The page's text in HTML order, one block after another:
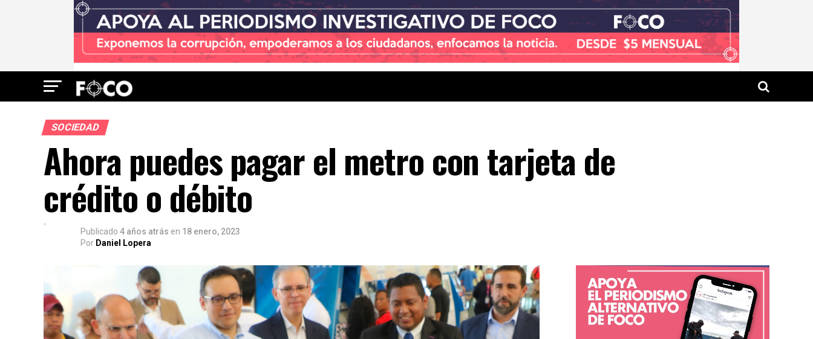
SOCIEDAD
Ahora puedes pagar el metro con tarjeta de
crédito o débito
Publicado 4 años atrás en 18 enero, 2023
Por Daniel Lopera